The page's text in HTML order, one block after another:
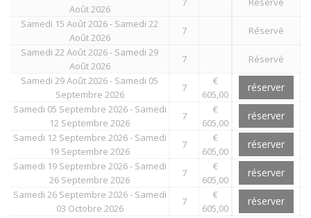
Août 2026
Samedi 15 Août 2026 - Samedi 22
Août 2026
7
Réservé
Samedi 22 Août 2026 - Samedi 29
Août 2026
7
Réservé
Samedi 29 Août 2026 - Samedi 05
Septembre 2026
7
€
605,00
réserver
Samedi 05 Septembre 2026 - Samedi
12 Septembre 2026
7
€
605,00
réserver
Samedi 12 Septembre 2026 - Samedi
19 Septembre 2026
7
€
605,00
réserver
Samedi 19 Septembre 2026 - Samedi
26 Septembre 2026
7
€
605,00
réserver
Samedi 26 Septembre 2026 - Samedi
03 Octobre 2026
7
€
605,00
réserver